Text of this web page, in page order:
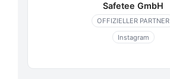
Safetee GmbH
OFFIZIELLER PARTNER
Instagram